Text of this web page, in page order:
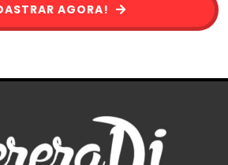
AGORA!